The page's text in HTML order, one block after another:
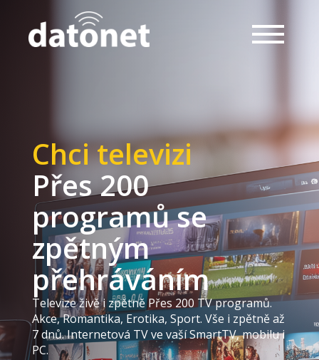
Chci televizi
Přes 200
programů se
zpětným
přehráváním
Televize živě i zpětně Přes 200 TV programů.
Akce, Romantika, Erotika, Sport. Vše i zpětně až
7 dnů. Internetová TV ve vaší SmartTV, mobilu i
PC.